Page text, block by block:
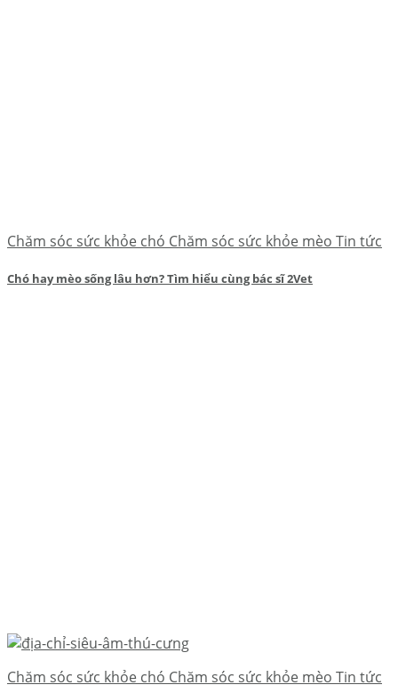
Chăm sóc sức khỏe chó Chăm sóc sức khỏe mèo Tin tức
Chó hay mèo sống lâu hơn? Tìm hiểu cùng bác sĩ 2Vet
Chăm sóc sức khỏe chó Chăm sóc sức khỏe mèo Tin tức